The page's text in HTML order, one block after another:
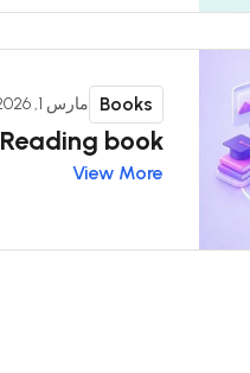
Reading book
Books مارس 1, 2026
View More